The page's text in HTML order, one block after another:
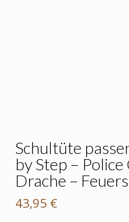
Schultüte
by Step –
Drache –
43,95 €